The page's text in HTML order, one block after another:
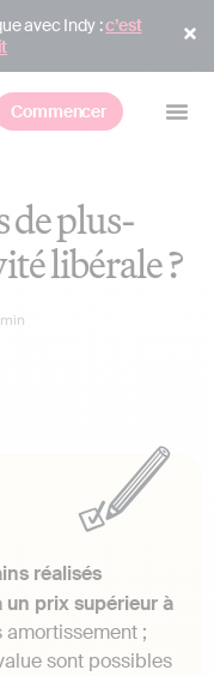
avec Indy :c’est
Commencer
de plus-
libérale ?
min
réalisés
un prix supérieur à
amortissement ;
sont possibles